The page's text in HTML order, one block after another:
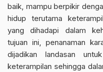
baik, mampu berpikir
hidup terutama
yang dihadapi dalam
tujuan ini, penanaman
dijadikan landasan
keterampilan sehingga